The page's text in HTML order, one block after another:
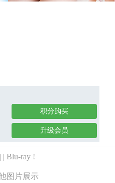
积分购买
升级会员
| Blu-ray !
图片展示